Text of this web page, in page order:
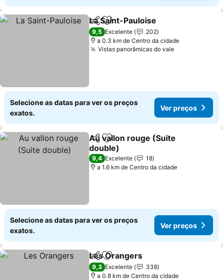
PartilharAdicionar aos favoritos
La Saint-Pauloise
9,5 Excelente
202
a 0.3 km de Centro da cidade
Vistas panorâmicas do valeVer preços
Selecione as datas para ver os preços
exatos.
Ver preços
PartilharAdicionar aos favoritos
Au vallon rouge (Suite
double)
Ver preços
9,4 Excelente
18
a 1.6 km de Centro da cidade
Selecione as datas para ver os preços
exatos.
Ver preços
PartilharAdicionar aos favoritos
Les Orangers
9,3 Excelente
338
a 0.8 km de Centro da cidade